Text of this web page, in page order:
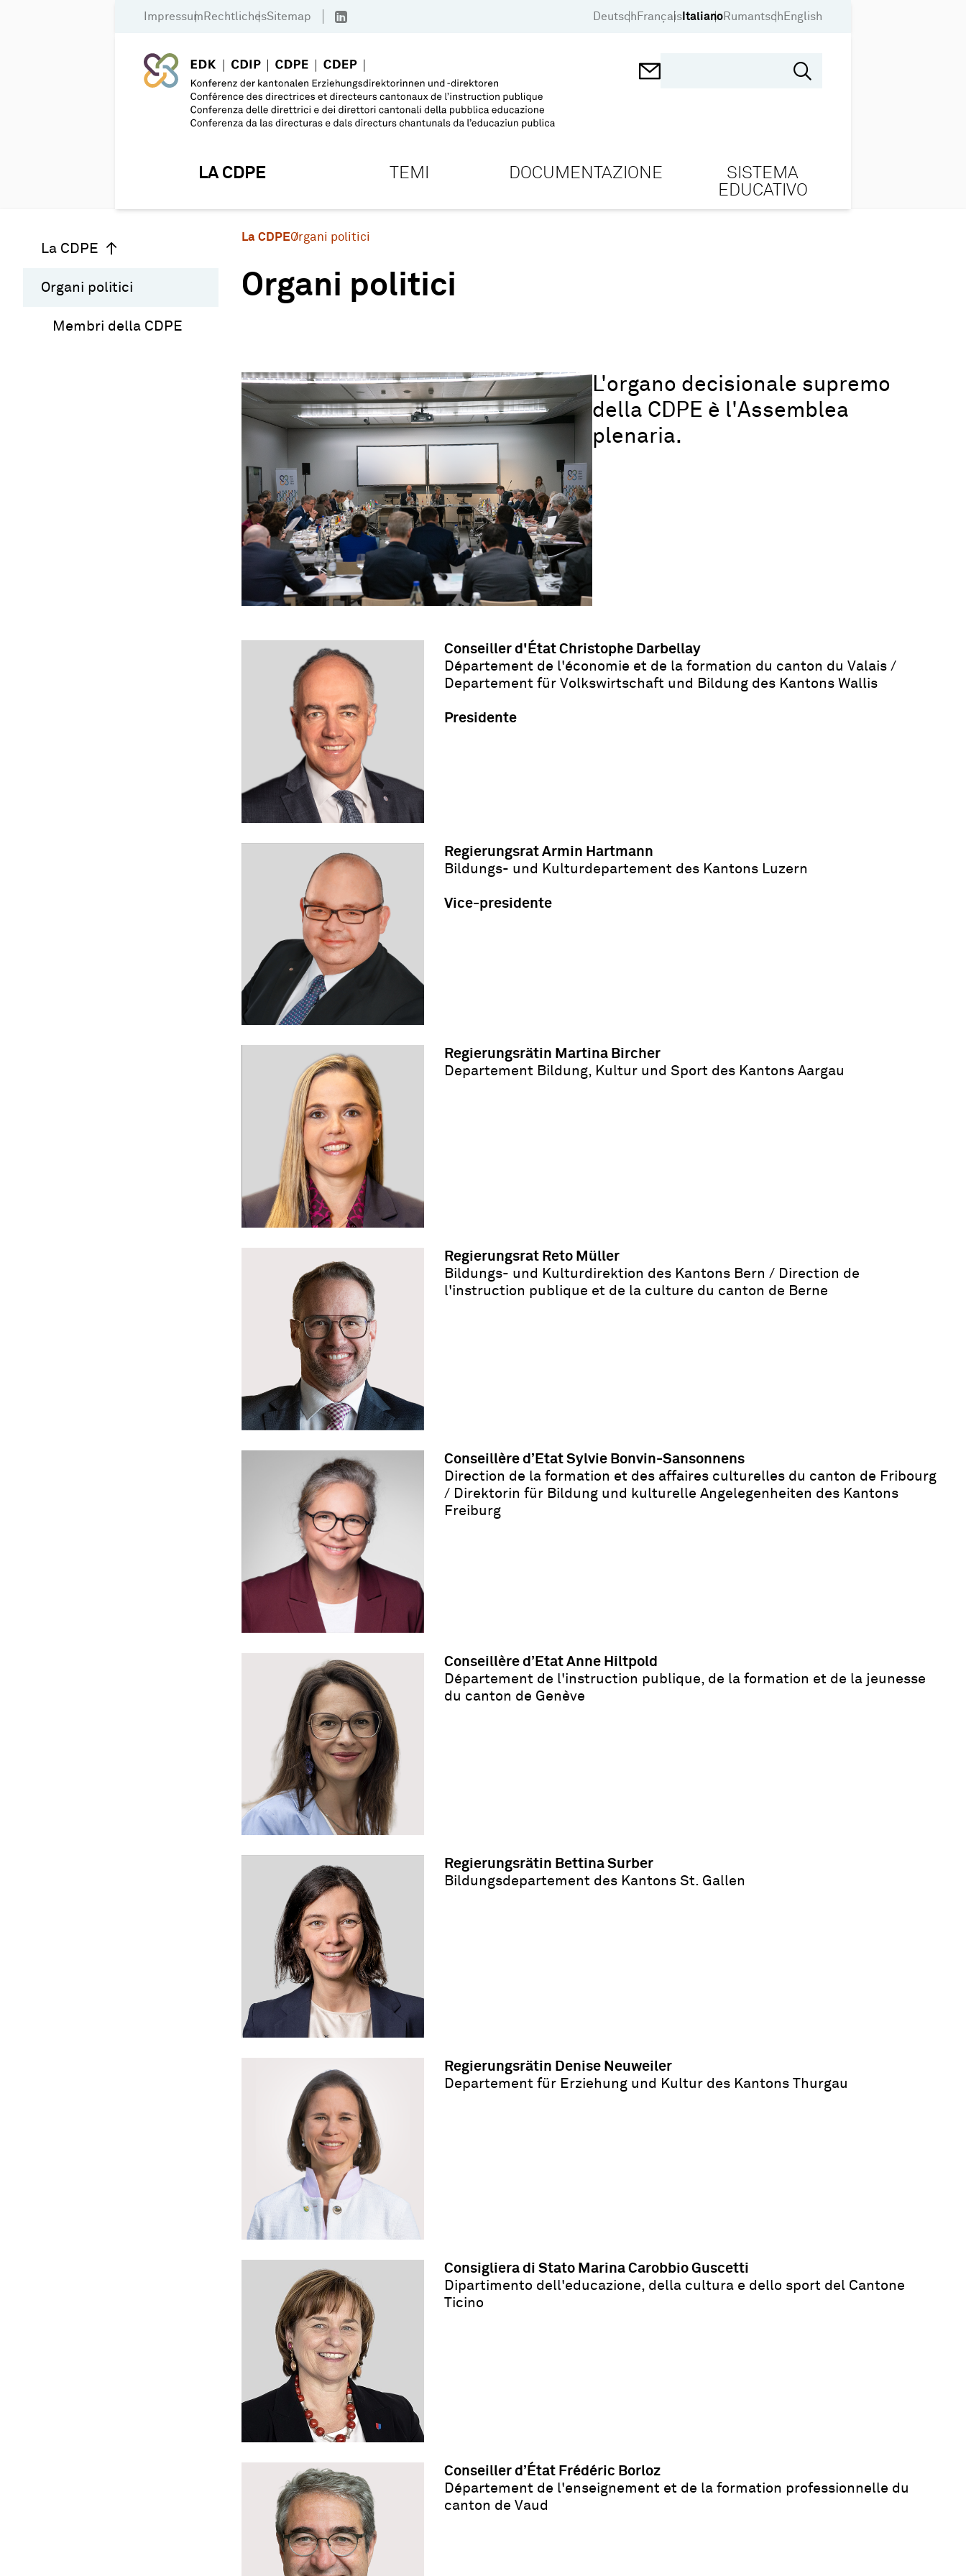
Impressum RechtlichesSitemap Deutsch Français ItalianoRumantsch English
LA CDPE TEMI DOCUMENTAZIONE
SISTEMA
EDUCATIVO
La CDPE
Organi politici
Membri della CDPE
La CDPEOrgani politici
Organi politici
L'organo decisionale supremo
della CDPE è l'Assemblea
plenaria.
Conseiller d'État Christophe Darbellay
Département de l'économie et de la formation du canton du Valais /
Departement für Volkswirtschaft und Bildung des Kantons Wallis
Presidente
Regierungsrat Armin Hartmann
Bildungs- und Kulturdepartement des Kantons Luzern
Vice-presidente
Regierungsrätin Martina Bircher
Departement Bildung, Kultur und Sport des Kantons Aargau
Regierungsrat Reto Müller
Bildungs- und Kulturdirektion des Kantons Bern / Direction de
l'instruction publique et de la culture du canton de Berne
Conseillère d’Etat Sylvie Bonvin-Sansonnens
Direction de la formation et des affaires culturelles du canton de Fribourg
/ Direktorin für Bildung und kulturelle Angelegenheiten des Kantons
Freiburg
Conseillère d’Etat Anne Hiltpold
Département de l'instruction publique, de la formation et de la jeunesse
du canton de Genève
Regierungsrätin Bettina Surber
Bildungsdepartement des Kantons St. Gallen
Regierungsrätin Denise Neuweiler
Departement für Erziehung und Kultur des Kantons Thurgau
Consigliera di Stato Marina Carobbio Guscetti
Dipartimento dell'educazione, della cultura e dello sport del Cantone
Ticino
Conseiller d’État Frédéric Borloz
Département de l'enseignement et de la formation professionnelle du
canton de Vaud